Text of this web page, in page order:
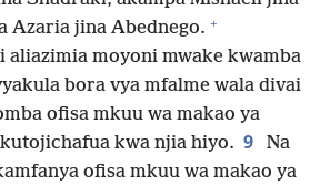
Azaria jina Abednego. +
aliazimia moyoni mwake kwamba
bora vya mfalme wala divai
ofisa mkuu wa makao ya
kwa njia hiyo. 9
Na
ofisa mkuu wa makao ya